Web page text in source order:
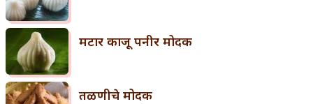
मटार काजू पनीर मोदक
तळणीचे मोदक